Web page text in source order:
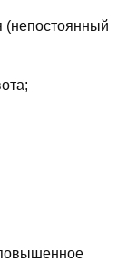
(непостоянный